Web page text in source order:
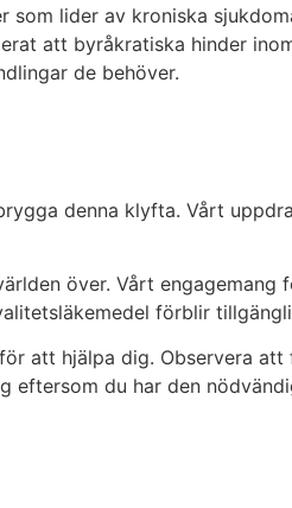
som lider av kroniska
att byråkratiska hinder
de behöver.
denna klyfta. Vårt
över. Vårt
förblir
att hjälpa dig. Observera
du har den